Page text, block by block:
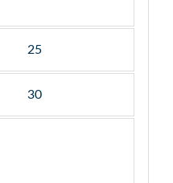
25
30